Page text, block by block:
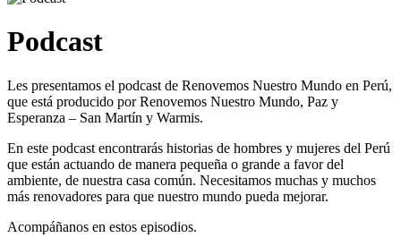
Podcast
Les presentamos el podcast de Renovemos Nuestro Mundo en Perú,
que está producido por Renovemos Nuestro Mundo, Paz y
Esperanza – San Martín y Warmis.
En este podcast encontrarás historias de hombres y mujeres del Perú
que están actuando de manera pequeña o grande a favor del
ambiente, de nuestra casa común. Necesitamos muchas y muchos
más renovadores para que nuestro mundo pueda mejorar.
Acompáñanos en estos episodios.